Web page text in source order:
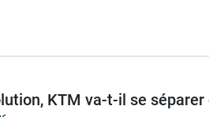
KTM va-t-il se